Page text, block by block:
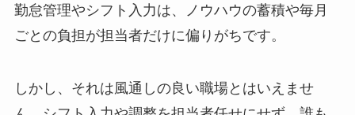
勤怠管理やシフト入力は、ノウハウの蓄積や毎月
ごとの負担が担当者だけに偏りがちです。
しかし、それは風通しの良い職場とはいえませ